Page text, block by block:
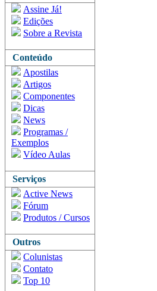
Assine Já!
Edições
Sobre a Revista
Conteúdo
Apostilas
Artigos
Componentes
Dicas
News
Programas /
Exemplos
Vídeo Aulas
Serviços
Active News
Fórum
Produtos / Cursos
Outros
Colunistas
Contato
Top 10